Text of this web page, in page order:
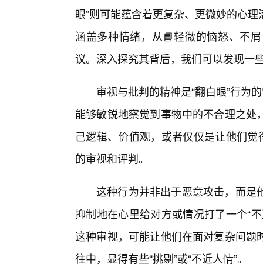
眼”则可能蕴含着更复杂、更微妙的心
涵盖多种情绪，从📘轻微的恼怒、不
议。深入探究其背后，我们可以发现一
审视与批判的精神是“翻白眼”行为
能够敏锐地察觉到事物中的不合理之
己逻辑、价值观，或者仅仅是让他们
的审视和评判。
这种行为并非出于恶意攻击，而是
抑制地在心里给对方或情况打了一个“
这种审视，可能让他们在面对复杂问
往中，显得有些“挑剔”或“不近人情”。